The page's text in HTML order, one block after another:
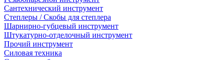
Сантехнический инструмент
Степлеры / Скобы для степлера
Шарнирно-губцевый инструмент
Штукатурно-отделочный инструмент
Прочий инструмент
Силовая техника